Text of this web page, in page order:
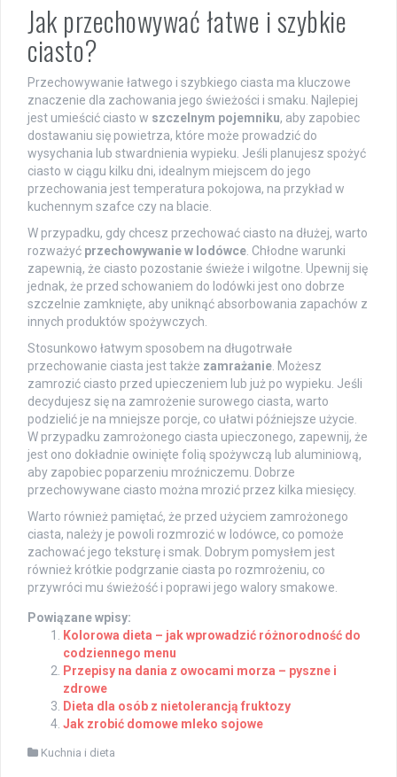
Jak przechowywać łatwe i szybkie
ciasto?
Przechowywanie łatwego i szybkiego ciasta ma kluczowe
znaczenie dla zachowania jego świeżości i smaku. Najlepiej
jest umieścić ciasto w szczelnym pojemniku, aby zapobiec
dostawaniu się powietrza, które może prowadzić do
wysychania lub stwardnienia wypieku. Jeśli planujesz spożyć
ciasto w ciągu kilku dni, idealnym miejscem do jego
przechowania jest temperatura pokojowa, na przykład w
kuchennym szafce czy na blacie.
W przypadku, gdy chcesz przechować ciasto na dłużej, warto
rozważyć przechowywanie w lodówce. Chłodne warunki
zapewnią, że ciasto pozostanie świeże i wilgotne. Upewnij się
jednak, że przed schowaniem do lodówki jest ono dobrze
szczelnie zamknięte, aby uniknąć absorbowania zapachów z
innych produktów spożywczych.
Stosunkowo łatwym sposobem na długotrwałe
przechowanie ciasta jest także zamrażanie. Możesz
zamrozić ciasto przed upieczeniem lub już po wypieku. Jeśli
decydujesz się na zamrożenie surowego ciasta, warto
podzielić je na mniejsze porcje, co ułatwi późniejsze użycie.
W przypadku zamrożonego ciasta upieczonego, zapewnij, że
jest ono dokładnie owinięte folią spożywczą lub aluminiową,
aby zapobiec poparzeniu mroźniczemu. Dobrze
przechowywane ciasto można mrozić przez kilka miesięcy.
Warto również pamiętać, że przed użyciem zamrożonego
ciasta, należy je powoli rozmrozić w lodówce, co pomoże
zachować jego teksturę i smak. Dobrym pomysłem jest
również krótkie podgrzanie ciasta po rozmrożeniu, co
przywróci mu świeżość i poprawi jego walory smakowe.
Powiązane wpisy:
Kolorowa dieta – jak wprowadzić różnorodność do
codziennego menu
Przepisy na dania z owocami morza – pyszne i
zdrowe
Dieta dla osób z nietolerancją fruktozy
Jak zrobić domowe mleko sojowe
Kuchnia i dieta